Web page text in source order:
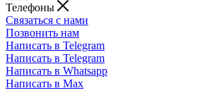
Телефоны
Связаться с нами
Позвонить нам
Написать в Telegram
Написать в Telegram
Написать в Whatsapp
Написать в Max